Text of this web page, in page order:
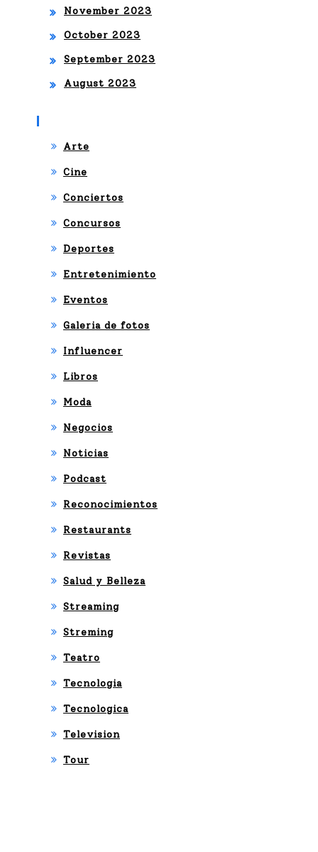
November 2023
October 2023
September 2023
August 2023
Arte
Cine
Conciertos
Concursos
Deportes
Entretenimiento
Eventos
Galeria de fotos
Influencer
Libros
Moda
Negocios
Noticias
Podcast
Reconocimientos
Restaurants
Revistas
Salud y Belleza
Streaming
Streming
Teatro
Tecnologia
Tecnologica
Television
Tour